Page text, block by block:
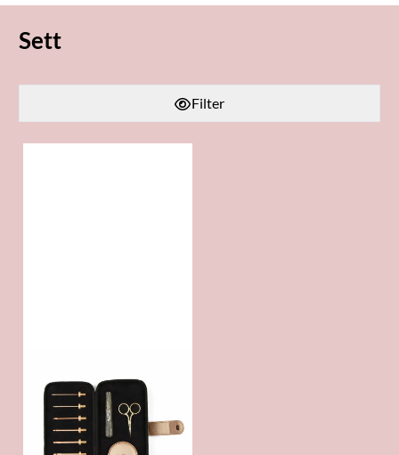
Sett
Filter